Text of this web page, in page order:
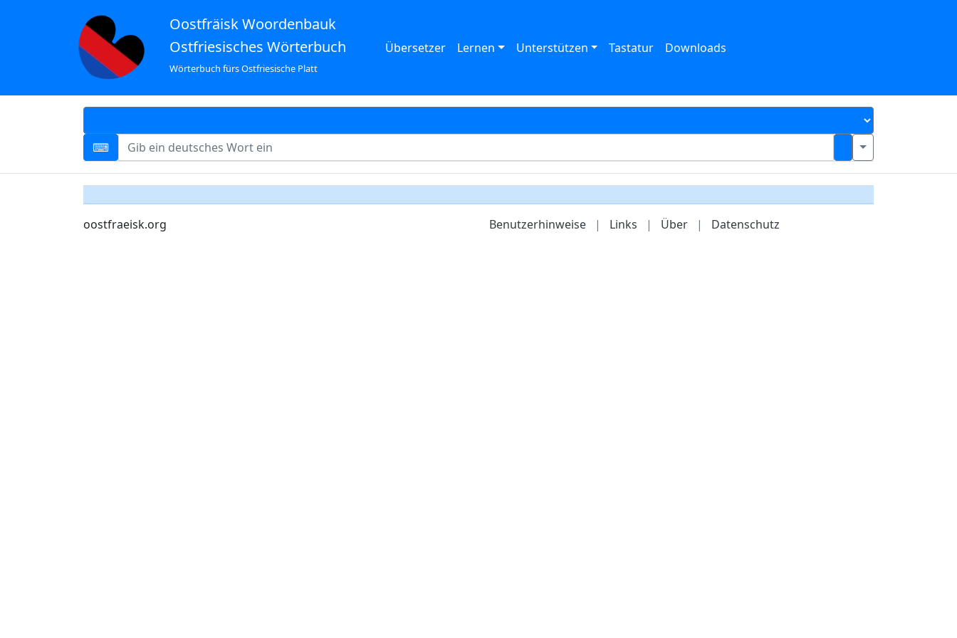
Oostfräisk Woordenbauk
Ostfriesisches Wörterbuch
Wörterbuch fürs Ostfriesische Platt
Übersetzer Lernen Unterstützen Tastatur Downloads
oostfraeisk.org Benutzerhinweise | Links | Über | Datenschutz